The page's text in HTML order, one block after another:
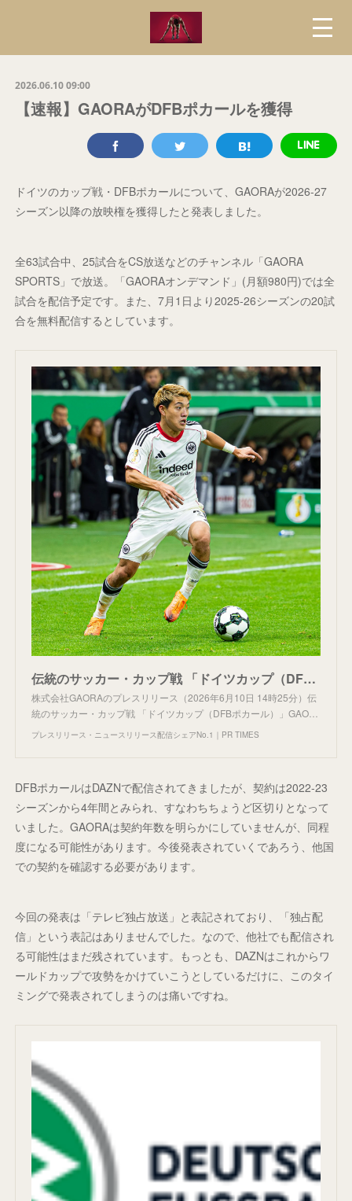
2026.06.10 09:00
【速報】GAORAがDFBポカールを獲得
ドイツのカップ戦・DFBポカールについて、GAORAが2026-27
シーズン以降の放映権を獲得したと発表しました。
全63試合中、25試合をCS放送などのチャンネル「GAORA
SPORTS」で放送。「GAORAオンデマンド」(月額980円)では全
試合を配信予定です。また、7月1日より2025-26シーズンの20試
合を無料配信するとしています。
伝統のサッカー・カップ戦 「ドイツカップ（DFBポカール）」GAORAオンデマンドで2026-27シーズン全63試合の配信決定！GAORA SPORTSでも注目試合をテレビ独占放送！
株式会社GAORAのプレスリリース（2026年6月10日 14時25分）伝
統のサッカー・カップ戦 「ドイツカップ（DFBポカール）」GAO…
プレスリリース・ニュースリリース配信シェアNo.1｜PR TIMES
DFBポカールはDAZNで配信されてきましたが、契約は2022-23
シーズンから4年間とみられ、すなわちちょうど区切りとなって
いました。GAORAは契約年数を明らかにしていませんが、同程
度になる可能性があります。今後発表されていくであろう、他国
での契約を確認する必要があります。
今回の発表は「テレビ独占放送」と表記されており、「独占配
信」という表記はありませんでした。なので、他社でも配信され
る可能性はまだ残されています。もっとも、DAZNはこれからワ
ールドカップで攻勢をかけていこうとしているだけに、このタイ
ミングで発表されてしまうのは痛いですね。